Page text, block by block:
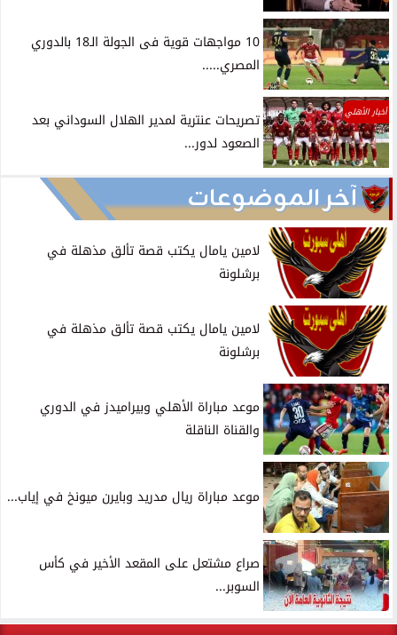
10 مواجهات قوية فى الجولة الـ18 بالدوري
المصري.....
أخبار الأهلي
تصريحات عنترية لمدير الهلال السوداني بعد
الصعود لدور...
آخر الموضوعات
لامين يامال يكتب قصة تألق مذهلة في
برشلونة
لامين يامال يكتب قصة تألق مذهلة في
برشلونة
موعد مباراة الأهلي وبيراميدز في الدوري
والقناة الناقلة
موعد مباراة ريال مدريد وبايرن ميونخ في إياب...
صراع مشتعل على المقعد الأخير في كأس
السوبر...